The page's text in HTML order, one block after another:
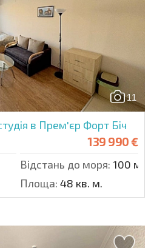
11
в Прем'єр Форт Біч
139 990 €
Відстань до моря: 100 м.
Площа: 48 кв. м.